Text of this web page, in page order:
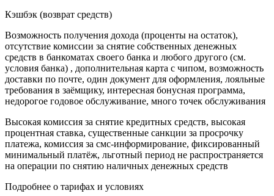
Кэшбэк (возврат средств)
Возможность получения дохода (проценты на остаток),
отсутствие комиссии за снятие собственных денежных
средств в банкоматах своего банка и любого другого (см.
условия банка) , дополнительная карта с чипом, возможность
доставки по почте, один документ для оформления, лояльные
требования в заёмщику, интересная бонусная программа,
недорогое годовое обслуживание, много точек обслуживания
Высокая комиссия за снятие кредитных средств, высокая
процентная ставка, существенные санкции за просрочку
платежа, комиссия за смс-информирование, фиксированный
минимальный платёж, льготный период не распространяется
на операции по снятию наличных денежных средств
Подробнее о тарифах и условиях